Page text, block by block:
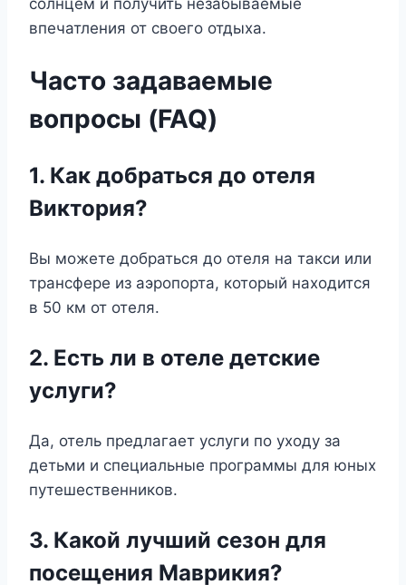
впечатления от своего отдыха.
Часто задаваемые
вопросы (FAQ)
1. Как добраться до отеля
Виктория?
Вы можете добраться до отеля на такси или
трансфере из аэропорта, который находится
в 50 км от отеля.
2. Есть ли в отеле детские
услуги?
Да, отель предлагает услуги по уходу за
детьми и специальные программы для юных
путешественников.
3. Какой лучший сезон для
посещения Маврикия?